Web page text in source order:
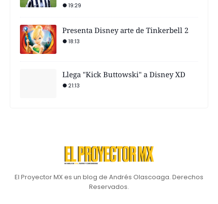
19:29
Presenta Disney arte de Tinkerbell 2
18:13
Llega "Kick Buttowski" a Disney XD
21:13
El Proyector MX es un blog de Andrés Olascoaga. Derechos
Reservados.